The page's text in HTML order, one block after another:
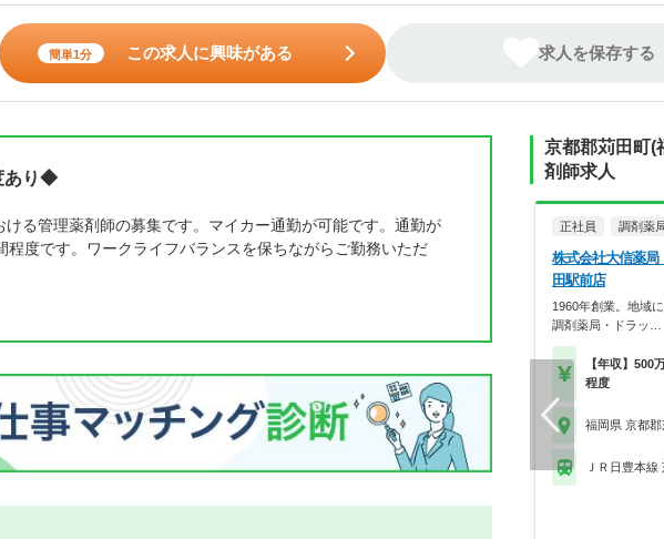
簡単1分 この求人に興味がある 求人を保存する
あり◆
る管理薬剤師の募集です。マイカー通勤が可能です。通勤が
度です。ワークライフバランスを保ちながらご勤務いただ
京都郡苅田町(
剤師求人
正社員 調剤薬
株式会社大信薬
田駅前店
1960年創業。地域
調剤薬局・ドラッ…
【年収】500
程度
福岡県 京都
ＪＲ日豊本線